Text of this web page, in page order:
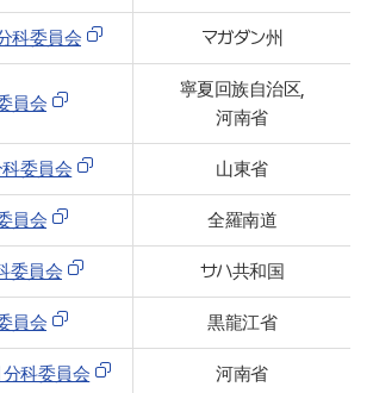
9. 26.）
分科委員会(2008. 9. 2. 新設）
委員会(2008. 9. 2. 新設）
開発分科委員会(2010. 10. 28. 新設、
改定）
ー・気候変動分科委員会(2010. 10. 28.
9. 26.）
療産業分科委員会(2011. 7. 19. 新設）
委員会(2011. 7. 19. 新設）
分科委員会(2013. 9. 11. 新設）
科委員会 マガダン州
員会
寧夏回族自治区,
河南省
委員会 山東省
員会 全羅南道
委員会 サハ共和国
員会 黒龍江省
科委員会 河南省